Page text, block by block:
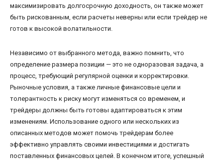
максимизировать долгосрочную доходность, он также может
быть рискованным, если расчеты неверны или если трейдер не
готов к высокой волатильности.
Независимо от выбранного метода, важно помнить, что
определение размера позиции — это не одноразовая задача, а
процесс, требующий регулярной оценки и корректировки.
Рыночные условия, а также личные финансовые цели и
толерантность к риску могут изменяться со временем, и
трейдеры должны быть готовы адаптироваться к этим
изменениям. Использование одного или нескольких из
описанных методов может помочь трейдерам более
эффективно управлять своими инвестициями и достигать
поставленных финансовых целей. В конечном итоге, успешный